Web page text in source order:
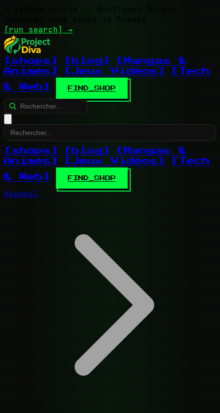
// Boutiques Mangas
indexées dans toute la France
[run search] →
[shops] [blog]
[Mangas &
Animés]
[Jeux Vidéos]
[Tech
& Web]
FIND_SHOP
[shops] [blog]
[Mangas &
Animés]
[Jeux Vidéos]
[Tech
& Web]
FIND_SHOP
Accueil